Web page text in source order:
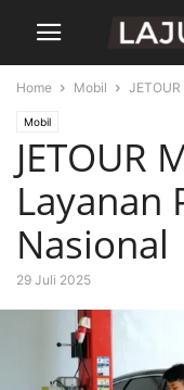
Home Mobil
Mobil
JETOUR
Layanan
Nasional
29 Juli 2025